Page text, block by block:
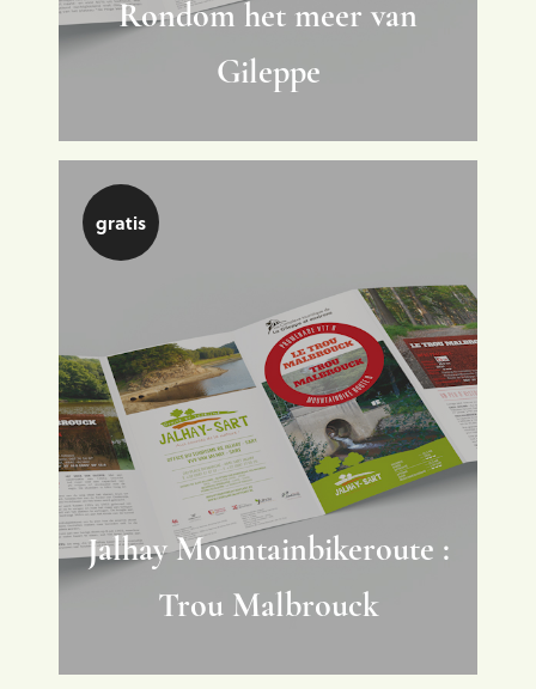
Rondom het meer van
Gileppe
Jalhay Mountainbikeroute :
Trou Malbrouck
gratis